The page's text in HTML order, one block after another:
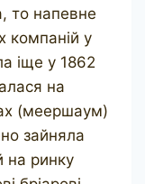
то напевне
компаній у
іще у 1862
на
(меершаум)
зайняла
на ринку